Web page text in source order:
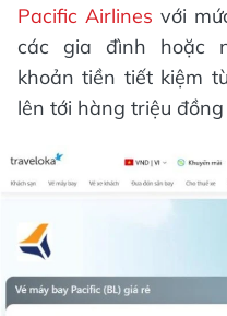
Pacific Airlines với
các gia đình hoặc
khoản tiền tiết kiệm
lên tới hàng triệu